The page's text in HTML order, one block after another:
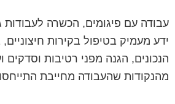
עבודה עם פיגומים, הכשרה לעבודות
ידע מעמיק בטיפול בקירות
הנכונים, הגנה מפני רטיבות וסדקים
מהנקודות שהעבודה מחייבת